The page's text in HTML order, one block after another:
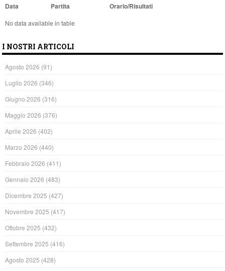
Data Partita Orario/Risultati
No data available in table
I NOSTRI ARTICOLI
Agosto 2026 (91)
Luglio 2026 (346)
Giugno 2026 (316)
Maggio 2026 (376)
Aprile 2026 (402)
Marzo 2026 (440)
Febbraio 2026 (411)
Gennaio 2026 (483)
Dicembre 2025 (427)
Novembre 2025 (417)
Ottobre 2025 (432)
Settembre 2025 (416)
Agosto 2025 (428)